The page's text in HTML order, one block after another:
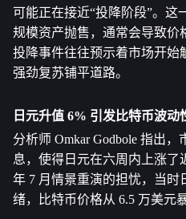
可能正在接近“投降阶段”。这
规模资产抛售，通常会导致价
投降事件往往预示着市场开始
强劲复苏铺平道路。
日元升值 6% 引发比特币波动
分析师 Omkar Godbole 指出
息，使得日元在六周内上涨了
年 7 月情景重演的担忧，当
绪，比特币价格从 6.5 万美元